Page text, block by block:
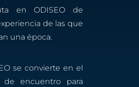
en ODISEO de
de las que
una época.
se convierte en el
de encuentro para